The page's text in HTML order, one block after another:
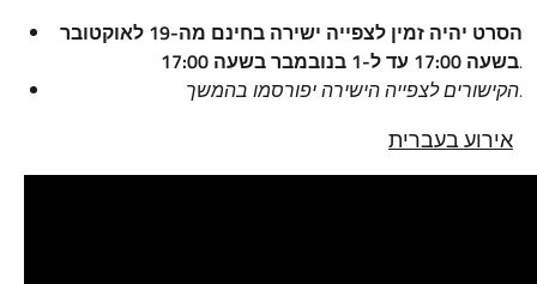
הסרט יהיה זמין לצפייה ישירה בחינם מה-19 לאוקטובר
בשעה 17:00 עד ל-1 בנובמבר בשעה 17:00.
הקישורים לצפייה הישירה יפורסמו בהמשך.
אירוע בעברית